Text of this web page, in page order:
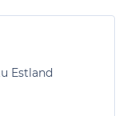
Estland